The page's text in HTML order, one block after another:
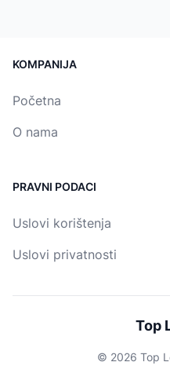
KOMPANIJA
Početna
O nama
PRAVNI PODACI
Uslovi korištenja
Uslovi privatnosti
Top
© 2026 Top